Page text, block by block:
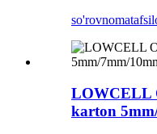
so'rovnoma
LOWCELL
karton